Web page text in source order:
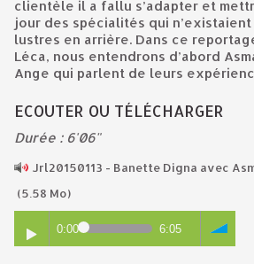
clientèle il a fallu s’adapter et
jour des spécialités qui
lustres en arrière. Dans ce
Léca, nous entendrons d’abord
Ange qui parlent de leurs
ECOUTER OU TÉLÉCHARGER
Durée : 6'06"
Jrl20150113 - Banette Digna avec
(5.58 Mo)
0:00 6:05